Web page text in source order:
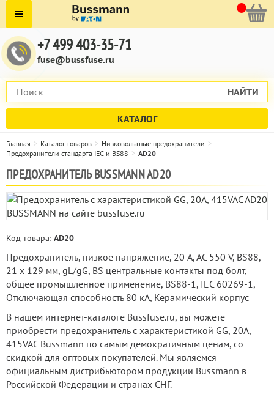
+7 499 403-35-71
fuse@bussfuse.ru
НАЙТИ
КАТАЛОГ
Главная Каталог товаров
Низковольтные предохранители
Предохранители стандарта IEC и BS88
AD20
ПРЕДОХРАНИТЕЛЬ BUSSMANN AD20
Код товара: AD20
Предохранитель, низкое напряжение, 20 A, AC 550 V, BS88,
21 x 129 мм, gL/gG, BS центральные контакты под болт,
общее промышленное применение, BS88-1, IEC 60269-1,
Отключающая способность 80 кА, Керамический корпус
В нашем интернет-каталоге Bussfuse.ru, вы можете
приобрести предохранитель с характеристикой GG, 20А,
415VAC Bussmann по самым демократичным ценам, со
скидкой для оптовых покупателей. Мы являемся
официальным дистрибьютором продукции Bussmann в
Российской Федерации и странах СНГ.